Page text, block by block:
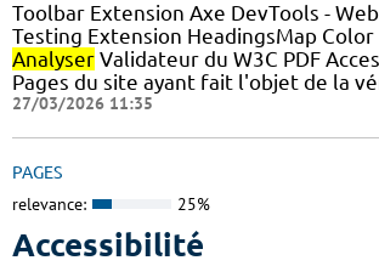
Toolbar Extension Axe DevTools -
Testing Extension HeadingsMap
Analyser Validateur du W3C PDF
Pages du site ayant fait l'objet de la
27/03/2026 11:35
PAGES
relevance: 25%
Accessibilité